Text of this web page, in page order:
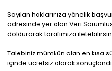
Sayılan haklarınıza yönelik
adresinde yer alan Veri
doldurarak tarafımıza
Talebiniz mümkün olan en kısa
içinde ücretsiz olarak